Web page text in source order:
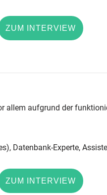
ZUM INTERVIEW
allem aufgrund der
Datenbank-Experte,
ZUM INTERVIEW